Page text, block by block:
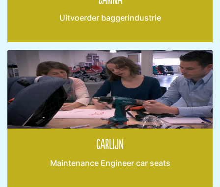
Uitvoerder baggerindustrie
Carlijn
Maintenance Engineer car seats